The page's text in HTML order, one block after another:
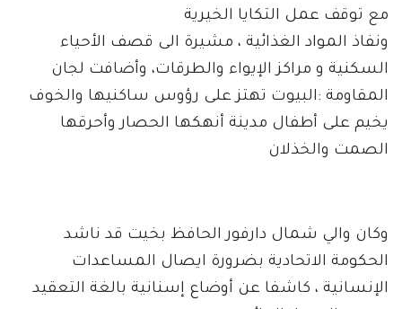
مع توقف عمل التكايا الخيرية
ونفاذ المواد الغذائية ، مشيرة الى قصف الأحياء
السكنية و مراكز الإيواء والطرقات، وأضافت لجان
المقاومة :البيوت تهتز على رؤوس ساكنيها والخوف
يخيم على أطفال مدينة أنهكها الحصار وأحرقها
الصمت والخذلان
وكان والي شمال دارفور الحافظ بخيت قد ناشد
الحكومة الاتحادية بضرورة ايصال المساعدات
الإنسانية ، كاشفا عن أوضاع إسنانية بالغة التعقيد